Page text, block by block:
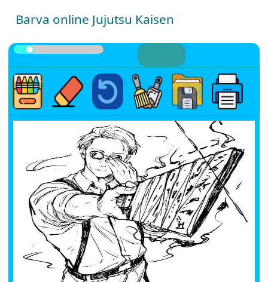
Barva online Jujutsu Kaisen